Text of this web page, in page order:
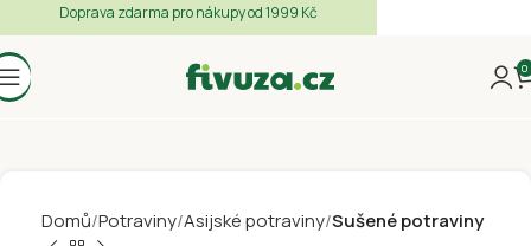
0
Domů Potraviny Asijské potraviny Sušené potraviny
Doprava zdarma pro nákupy od 1999 Kč